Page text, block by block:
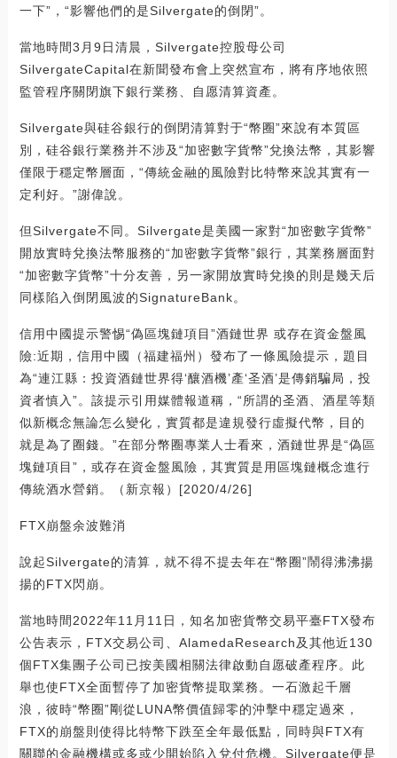
一下”，“影響他們的是Silvergate的倒閉”。
當地時間3月9日清晨，Silvergate控股母公司
SilvergateCapital在新聞發布會上突然宣布，將有序地依照
監管程序關閉旗下銀行業務、自愿清算資產。
Silvergate與硅谷銀行的倒閉清算對于“幣圈”來說有本質區
別，硅谷銀行業務并不涉及“加密數字貨幣”兌換法幣，其影響
僅限于穩定幣層面，“傳統金融的風險對比特幣來說其實有一
定利好。”謝偉說。
但Silvergate不同。Silvergate是美國一家對“加密數字貨幣”
開放實時兌換法幣服務的“加密數字貨幣”銀行，其業務層面對
“加密數字貨幣”十分友善，另一家開放實時兌換的則是幾天后
同樣陷入倒閉風波的SignatureBank。
信用中國提示警惕“偽區塊鏈項目”酒鏈世界 或存在資金盤風
險:近期，信用中國（福建福州）發布了一條風險提示，題目
為“連江縣：投資酒鏈世界得‘釀酒機’產‘圣酒’是傳銷騙局，投
資者慎入”。該提示引用媒體報道稱，“所謂的圣酒、酒星等類
似新概念無論怎么變化，實質都是違規發行虛擬代幣，目的
就是為了圈錢。”在部分幣圈專業人士看來，酒鏈世界是“偽區
塊鏈項目”，或存在資金盤風險，其實質是用區塊鏈概念進行
傳統酒水營銷。（新京報）[2020/4/26]
FTX崩盤余波難消
說起Silvergate的清算，就不得不提去年在“幣圈”鬧得沸沸揚
揚的FTX閃崩。
當地時間2022年11月11日，知名加密貨幣交易平臺FTX發布
公告表示，FTX交易公司、AlamedaResearch及其他近130
個FTX集團子公司已按美國相關法律啟動自愿破產程序。此
舉也使FTX全面暫停了加密貨幣提取業務。一石激起千層
浪，彼時“幣圈”剛從LUNA幣價值歸零的沖擊中穩定過來，
FTX的崩盤則使得比特幣下跌至全年最低點，同時與FTX有
關聯的金融機構或多或少開始陷入兌付危機。Silvergate便是